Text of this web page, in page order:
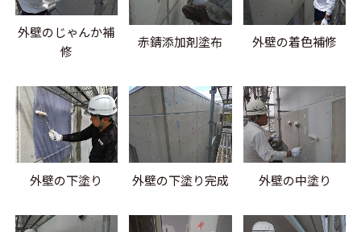
外壁のじゃんか補
修
赤錆添加剤塗布 外壁の着色補修
外壁の下塗り 外壁の下塗り完成 外壁の中塗り